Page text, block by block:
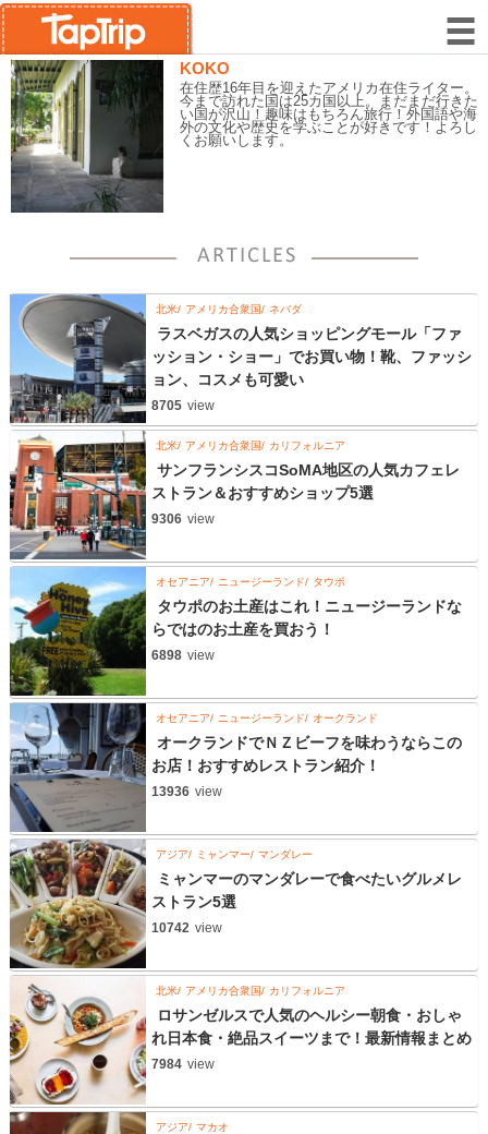
KOKO
在住歴16年目を迎えたアメリカ在住ライター。
今まで訪れた国は25カ国以上。まだまだ行きた
い国が沢山！趣味はもちろん旅行！外国語や海
外の文化や歴史を学ぶことが好きです！よろし
くお願いします。
北米 アメリカ合衆国 ネバダ
ラスベガスの人気ショッピングモール「ファ
ッション・ショー」でお買い物！靴、ファッシ
ョン、コスメも可愛い
8705 view
北米 アメリカ合衆国 カリフォルニア
サンフランシスコSoMA地区の人気カフェレ
ストラン＆おすすめショップ5選
9306 view
オセアニア ニュージーランド タウポ
タウポのお土産はこれ！ニュージーランドな
らではのお土産を買おう！
6898 view
オセアニア ニュージーランド オークランド
オークランドでＮＺビーフを味わうならこの
お店！おすすめレストラン紹介！
13936 view
アジア ミャンマー マンダレー
ミャンマーのマンダレーで食べたいグルメレ
ストラン5選
10742 view
北米 アメリカ合衆国 カリフォルニア
ロサンゼルスで人気のヘルシー朝食・おしゃ
れ日本食・絶品スイーツまで！最新情報まとめ
7984 view
アジア マカオ